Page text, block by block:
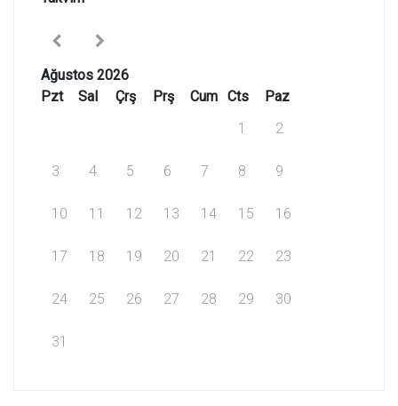
Ağustos 2026
Pzt
Sal Çrş Prş Cum Cts
Paz
1
2
3 4 5 6 7 8 9
10 11 12 13 14 15 16
17 18 19 20 21 22 23
24 25 26 27 28 29 30
31